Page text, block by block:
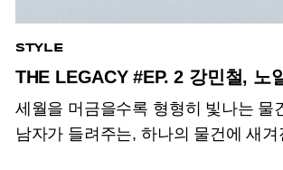
STYLE
THE LEGACY #EP. 2 강민철, 노
세월을 머금을수록 형형히 빛나는 물
남자가 들려주는, 하나의 물건에 새겨